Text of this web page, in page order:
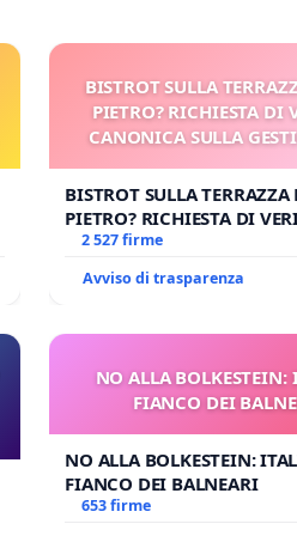
BISTROT SULLA
PIETRO? RICHIESTA DI
CANONICA SULLA
BISTROT SULLA TERRAZZA
PIETRO? RICHIESTA DI
CANONICA SULLA
2 527 firme
Avviso di trasparenza
NO ALLA BOLKESTEIN:
FIANCO DEI
NO ALLA BOLKESTEIN:
FIANCO DEI BALNEARI
653 firme